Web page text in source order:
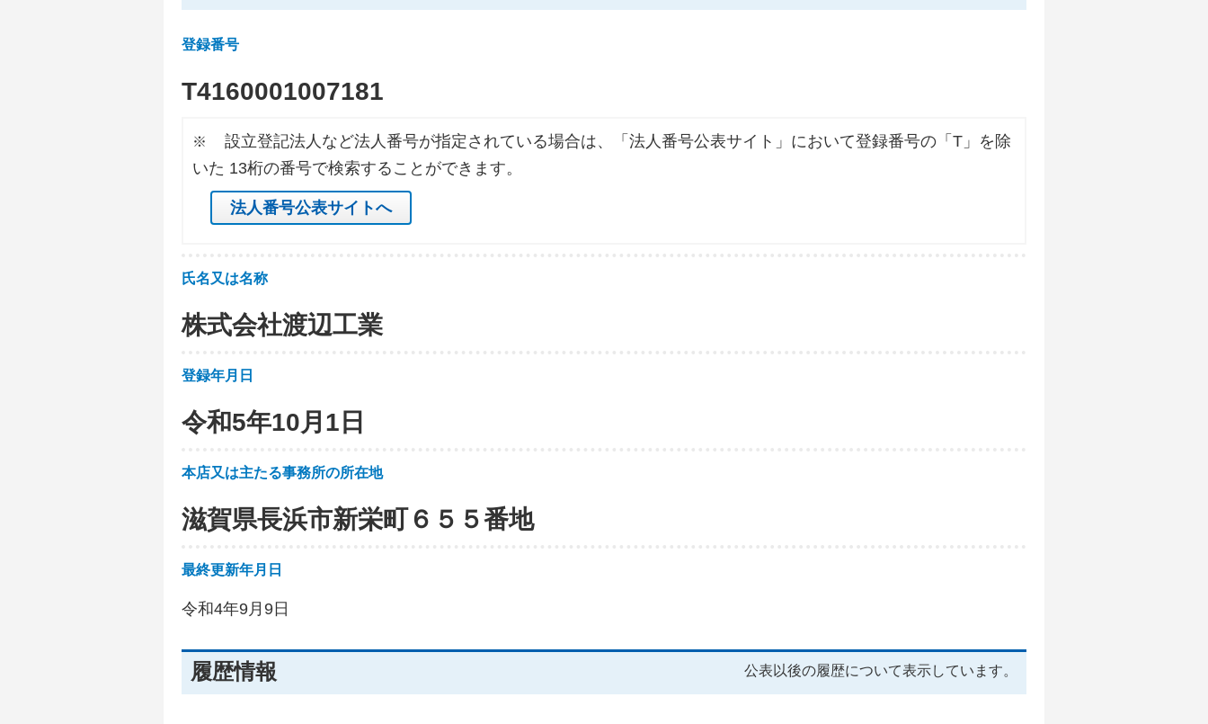
登録番号
T4160001007181
※
設立登記法人など法人番号が指定されている場合は、「法人番号公表サイト」において登録番号の「T」を除
いた 13桁の番号で検索することができます。
法人番号公表サイトへ
氏名又は名称
株式会社渡辺工業
登録年月日
令和5年10月1日
本店又は主たる事務所の所在地
滋賀県長浜市新栄町６５５番地
最終更新年月日
令和4年9月9日
履歴情報 公表以後の履歴について表示しています。